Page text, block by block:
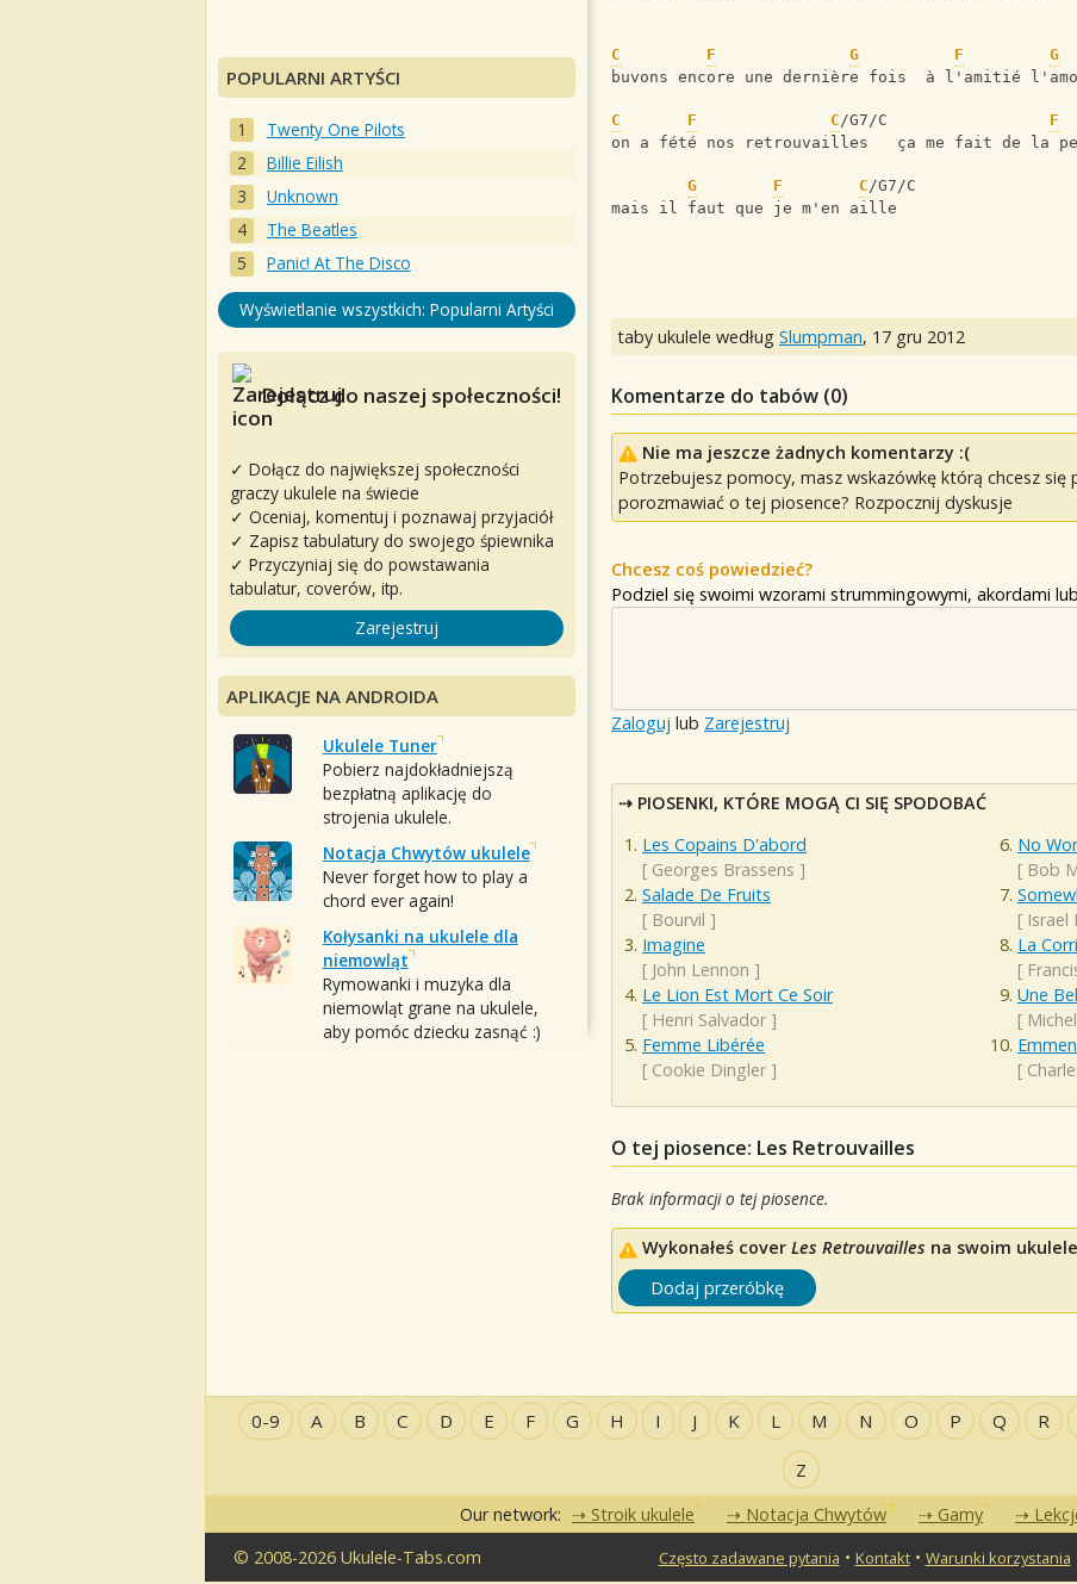
C F G F G
buvons encore une dernière fois  à l'amitié
C F C/G7/C F
on a fété nos retrouvailles   ça me fait de la
G F C/G7/C
mais il faut que je m'en aille
taby ukulele według Slumpman, 17 gru 2012
Komentarze do tabów (0)
Nie ma jeszcze żadnych komentarzy :(
Potrzebujesz pomocy, masz wskazówkę którą chcesz się
porozmawiać o tej piosence? Rozpocznij dyskusje
Chcesz coś powiedzieć?
Podziel się swoimi wzorami strummingowymi, akordami
Zaloguj lub Zarejestruj
PIOSENKI, KTÓRE MOGĄ CI SIĘ SPODOBAĆ
Les Copains D'abord
[ Georges Brassens ]
Salade De Fruits
[ Bourvil ]
Imagine
[ John Lennon ]
Le Lion Est Mort Ce Soir
[ Henri Salvador ]
Femme Libérée
[ Cookie Dingler ]
No
[ Bob
[ Israel
La
[
Une
[
[
O tej piosence: Les Retrouvailles
Brak informacji o tej piosence.
Wykonałeś cover Les Retrouvailles na swoim
Dodaj przeróbkę
POPULARNI ARTYŚCI
Twenty One Pilots
Billie Eilish
Unknown
The Beatles
Panic! At The Disco
Wyświetlanie wszystkich: Popularni Artyści
Dołącz do naszej społeczności!
✓ Dołącz do największej społeczności
graczy ukulele na świecie
✓ Oceniaj, komentuj i poznawaj przyjaciół
✓ Zapisz tabulatury do swojego śpiewnika
✓ Przyczyniaj się do powstawania
tabulatur, coverów, itp.
Zarejestruj
APLIKACJE NA ANDROIDA
Ukulele Tuner
Pobierz najdokładniejszą
bezpłatną aplikację do
strojenia ukulele.
Notacja Chwytów ukulele
Never forget how to play a
chord ever again!
Kołysanki na ukulele dla
niemowląt
Rymowanki i muzyka dla
niemowląt grane na ukulele,
aby pomóc dziecku zasnąć :)
0-9 A B C D E F G H I J K L M N O P Q R
Z
Our network: Stroik ukulele Notacja Chwytów Gamy
© 2008-2026 Ukulele-Tabs.com
Często zadawane pytania • Kontakt• Warunki korzystania